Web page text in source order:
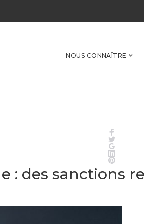
NOUS CONNAÎTRE
Twitter
Pinterest
: des sanctions